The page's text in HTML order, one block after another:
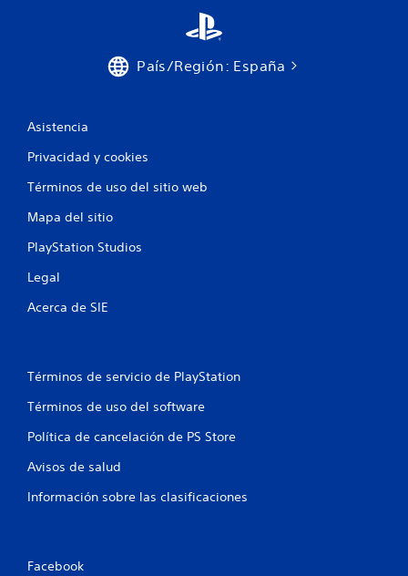
País/Región: España
Asistencia
Privacidad y cookies
Términos de uso del sitio web
Mapa del sitio
PlayStation Studios
Legal
Acerca de SIE
Términos de servicio de PlayStation
Términos de uso del software
Política de cancelación de PS Store
Avisos de salud
Información sobre las clasificaciones
Facebook